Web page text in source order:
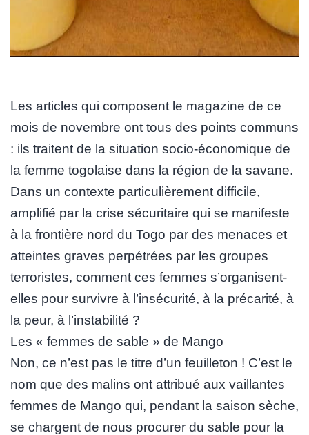
Les articles qui composent le magazine de ce
mois de novembre ont tous des points communs
: ils traitent de la situation socio-économique de
la femme togolaise dans la région de la savane.
Dans un contexte particulièrement difficile,
amplifié par la crise sécuritaire qui se manifeste
à la frontière nord du Togo par des menaces et
atteintes graves perpétrées par les groupes
terroristes, comment ces femmes s’organisent-
elles pour survivre à l’insécurité, à la précarité, à
la peur, à l’instabilité ?
Les « femmes de sable » de Mango
Non, ce n’est pas le titre d’un feuilleton ! C’est le
nom que des malins ont attribué aux vaillantes
femmes de Mango qui, pendant la saison sèche,
se chargent de nous procurer du sable pour la